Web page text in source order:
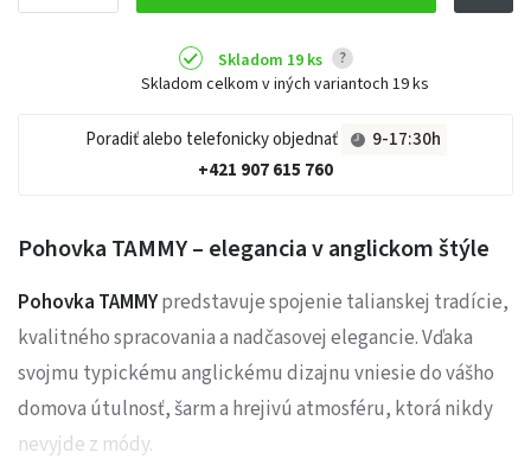
Skladom 19 ks ?
Skladom celkom v iných variantoch 19 ks
Poradiť alebo telefonicky objednať
9-17:30h
+421 907 615 760
Pohovka TAMMY – elegancia v anglickom štýle
Pohovka TAMMYpredstavuje spojenie talianskej tradície,
kvalitného spracovania a nadčasovej elegancie. Vďaka
svojmu typickému anglickému dizajnu vniesie do vášho
domova útulnosť, šarm a hrejivú atmosféru, ktorá nikdy
nevyjde z módy.